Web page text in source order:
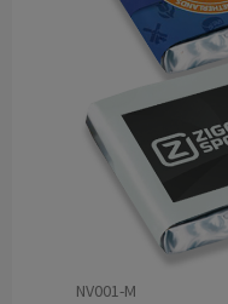
NV001-M